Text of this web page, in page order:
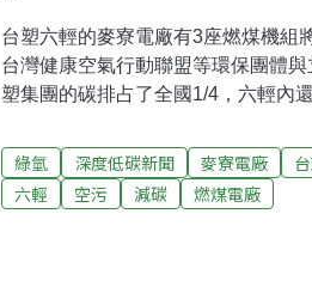
台塑六輕的麥寮電廠有3座燃煤機組
台灣健康空氣行動聯盟等環保團體
塑集團的碳排占了全國1/4，六輕內
更新改用綠氫發電，達到「2025六
放。汽電共生用煤量是麥寮電廠兩
寮電廠是全台最大的民營燃煤電廠，
綠氫 深度低碳新聞 麥寮電廠
六輕
空污 減碳 燃煤電廠